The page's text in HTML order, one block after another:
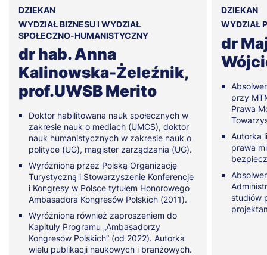
DZIEKAN
WYDZIAŁ BIZNESU I WYDZIAŁ
SPOŁECZNO-HUMANISTYCZNY
dr hab. Anna
Kalinowska-Żeleźnik,
prof.UWSB Merito
Doktor habilitowana nauk społecznych w
zakresie nauk o mediach (UMCS), doktor
nauk humanistycznych w zakresie nauk o
polityce (UG), magister zarządzania (UG).
Wyróżniona przez Polską Organizację
Turystyczną i Stowarzyszenie Konferencje
i Kongresy w Polsce tytułem Honorowego
Ambasadora Kongresów Polskich (2011).
Wyróżniona również zaproszeniem do
Kapituły Programu „Ambasadorzy
Kongresów Polskich” (od 2022). Autorka
wielu publikacji naukowych i branżowych.
DZIEKAN
WYDZIAŁ
dr
przy
Prawa
Autorka
prawa
studiów